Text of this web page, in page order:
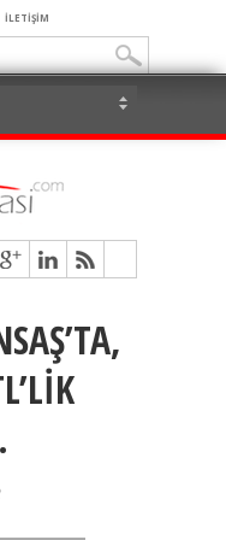
İLETİŞİM